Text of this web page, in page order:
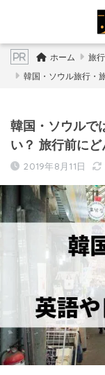
ホーム 旅
韓国・ソウル旅行・
韓国・ソウルで
い？ 旅行前に
2019年8月11日